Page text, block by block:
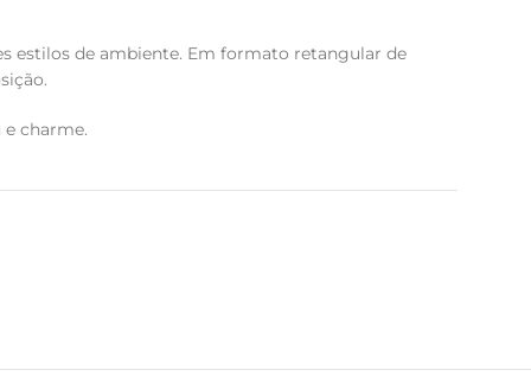
estilos de ambiente. Em formato retangular de
charme.